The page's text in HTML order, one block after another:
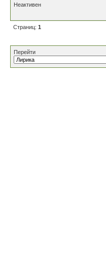
Неактивен
Страниц: 1
Перейти